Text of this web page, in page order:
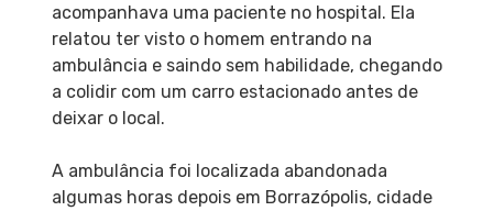
acompanhava uma paciente no hospital. Ela
relatou ter visto o homem entrando na
ambulância e saindo sem habilidade, chegando
a colidir com um carro estacionado antes de
deixar o local.
A ambulância foi localizada abandonada
algumas horas depois em Borrazópolis, cidade